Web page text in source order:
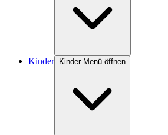
Kinder Kinder Menü öffnen